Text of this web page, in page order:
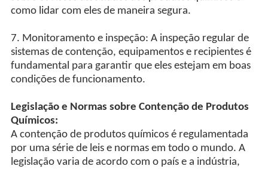
como lidar com eles de maneira segura.
7. Monitoramento e inspeção: A inspeção regular de
sistemas de contenção, equipamentos e recipientes é
fundamental para garantir que eles estejam em boas
condições de funcionamento.
Legislação e Normas sobre Contenção de Produtos
Químicos:
A contenção de produtos químicos é regulamentada
por uma série de leis e normas em todo o mundo. A
legislação varia de acordo com o país e a indústria,